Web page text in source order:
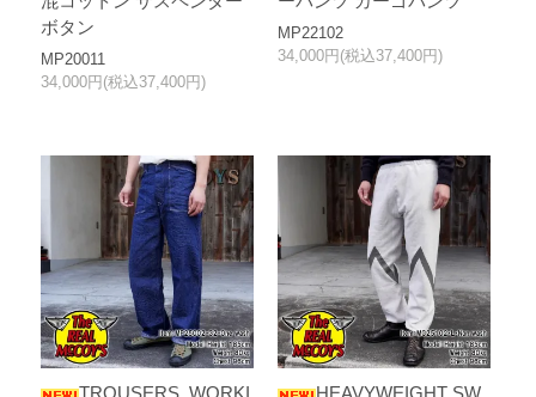
ボタン
MP20011
34,000円(税込37,400円)
MP22102
34,000円(税込37,400円)